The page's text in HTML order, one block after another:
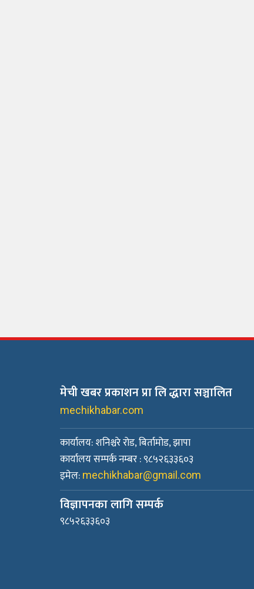
मेची खबर प्रकाशन प्रा लि द्धारा सञ्चालित
mechikhabar.com
कार्यालय: शनिश्चरे रोड, बिर्तामोड, झापा
कार्यालय सम्पर्क नम्बर : ९८५२६३३६०३
इमेल: mechikhabar@gmail.com
विज्ञापनका लागि सम्पर्क
९८५२६३३६०३